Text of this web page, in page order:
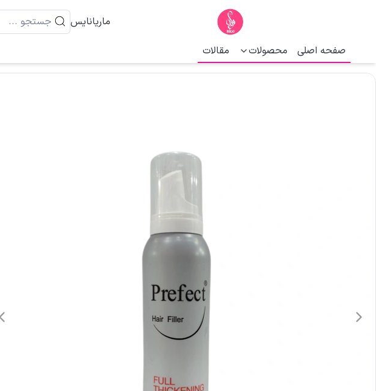
ماریانایس
صفحه اصلی محصولات مقالات